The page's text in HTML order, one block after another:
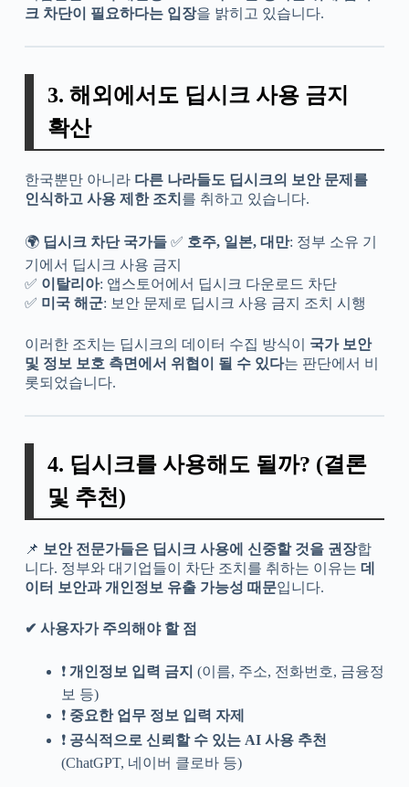
크 차단이 필요하다는 입장을 밝히고 있습니다.
3. 해외에서도 딥시크 사용 금지
확산
한국뿐만 아니라 다른 나라들도 딥시크의 보안 문제를
인식하고 사용 제한 조치 를 취하고 있습니다.
🌍 딥시크 차단 국가들✅ 호주, 일본, 대만: 정부 소유 기
기에서 딥시크 사용 금지
✅ 이탈리아: 앱스토어에서 딥시크 다운로드 차단
✅ 미국 해군: 보안 문제로 딥시크 사용 금지 조치 시행
이러한 조치는 딥시크의 데이터 수집 방식이 국가 보안
및 정보 보호 측면에서 위협이 될 수 있다는 판단에서 비
롯되었습니다.
4. 딥시크를 사용해도 될까? (결론
및 추천)
📌 보안 전문가들은 딥시크 사용에 신중할 것을 권장합
니다. 정부와 대기업들이 차단 조치를 취하는 이유는 데
이터 보안과 개인정보 유출 가능성 때문입니다.
✔ 사용자가 주의해야 할 점
❗ 개인정보 입력 금지 (이름, 주소, 전화번호, 금융정
보 등)
❗ 중요한 업무 정보 입력 자제
❗ 공식적으로 신뢰할 수 있는 AI 사용 추천
(ChatGPT, 네이버 클로바 등)